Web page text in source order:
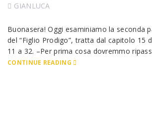
GIANLUCA
Buonasera! Oggi esaminiamo la seconda
del “Figlio Prodigo”, tratta dal capitolo 15
11 a 32. –Per prima cosa dovremmo
CONTINUE READING